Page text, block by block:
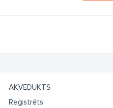
AKVEDUKTS
Reģistrēts